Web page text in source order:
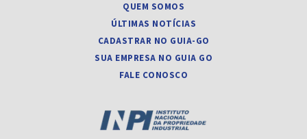
QUEM SOMOS
ÚLTIMAS NOTÍCIAS
CADASTRAR NO GUIA-GO
SUA EMPRESA NO GUIA GO
FALE CONOSCO